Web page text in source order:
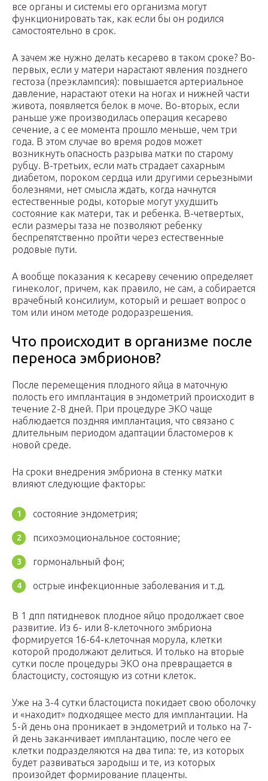
все органы и системы его организма могут
функционировать так, как если бы он родился
самостоятельно в срок.
А зачем же нужно делать кесарево в таком сроке? Во-
первых, если у матери нарастают явления позднего
гестоза (преэклампсия): повышается артериальное
давление, нарастают отеки на ногах и нижней части
живота, появляется белок в моче. Во-вторых, если
раньше уже производилась операция кесарево
сечение, а с ее момента прошло меньше, чем три
года. В этом случае во время родов может
возникнуть опасность разрыва матки по старому
рубцу. В-третьих, если мать страдает сахарным
диабетом, пороком сердца или другими серьезными
болезнями, нет смысла ждать, когда начнутся
естественные роды, которые могут ухудшить
состояние как матери, так и ребенка. В-четвертых,
если размеры таза не позволяют ребенку
беспрепятственно пройти через естественные
родовые пути.
А вообще показания к кесареву сечению определяет
гинеколог, причем, как правило, не сам, а собирается
врачебный консилиум, который и решает вопрос о
том или ином методе родоразрешения.
Что происходит в организме после
переноса эмбрионов?
После перемещения плодного яйца в маточную
полость его имплантация в эндометрий происходит в
течение 2-8 дней. При процедуре ЭКО чаще
наблюдается поздняя имплантация, что связано с
длительным периодом адаптации бластомеров к
новой среде.
На сроки внедрения эмбриона в стенку матки
влияют следующие факторы:
состояние эндометрия;
психоэмоциональное состояние;
гормональный фон;
острые инфекционные заболевания и т.д.
В 1 дпп пятидневок плодное яйцо продолжает свое
развитие. Из 6- или 8-клеточного эмбриона
формируется 16-64-клеточная морула, клетки
которой продолжают делиться. И только на вторые
сутки после процедуры ЭКО она превращается в
бластоцисту, состоящую из сотни клеток.
Уже на 3-4 сутки бластоциста покидает свою оболочку
и «находит» подходящее место для имплантации. На
5-й день она проникает в эндометрий и только на 7-
й день заканчивает имплантацию, после чего ее
клетки подразделяются на два типа: те, из которых
будет развиваться зародыш и те, из которых
произойдет формирование плаценты.